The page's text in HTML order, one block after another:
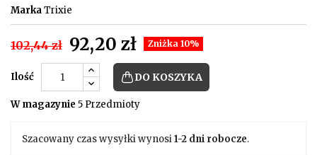
MarkaTrixie
102,44 zł 92,20 zł Zniżka 10%
Ilość DO KOSZYKA
W magazynie 5 Przedmioty
Szacowany czas wysyłki wynosi1-2 dni robocze.